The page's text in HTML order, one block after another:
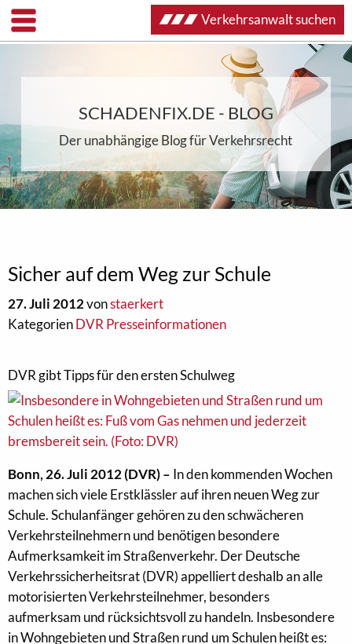
SCHADENFIX.DE - BLOG
Der unabhängige Blog für Verkehrsrecht
Sicher auf dem Weg zur Schule
27. Juli 2012vonstaerkert
KategorienDVR Presseinformationen
DVR gibt Tipps für den ersten Schulweg
Bonn, 26. Juli 2012 (DVR) – In den kommenden Wochen
machen sich viele Erstklässler auf ihren neuen Weg zur
Schule. Schulanfänger gehören zu den schwächeren
Verkehrsteilnehmern und benötigen besondere
Aufmerksamkeit im Straßenverkehr. Der Deutsche
Verkehrssicherheitsrat (DVR) appelliert deshalb an alle
motorisierten Verkehrsteilnehmer, besonders
aufmerksam und rücksichtsvoll zu handeln. Insbesondere
in Wohngebieten und Straßen rund um Schulen heißt es:
Verkehrsanwalt suchen